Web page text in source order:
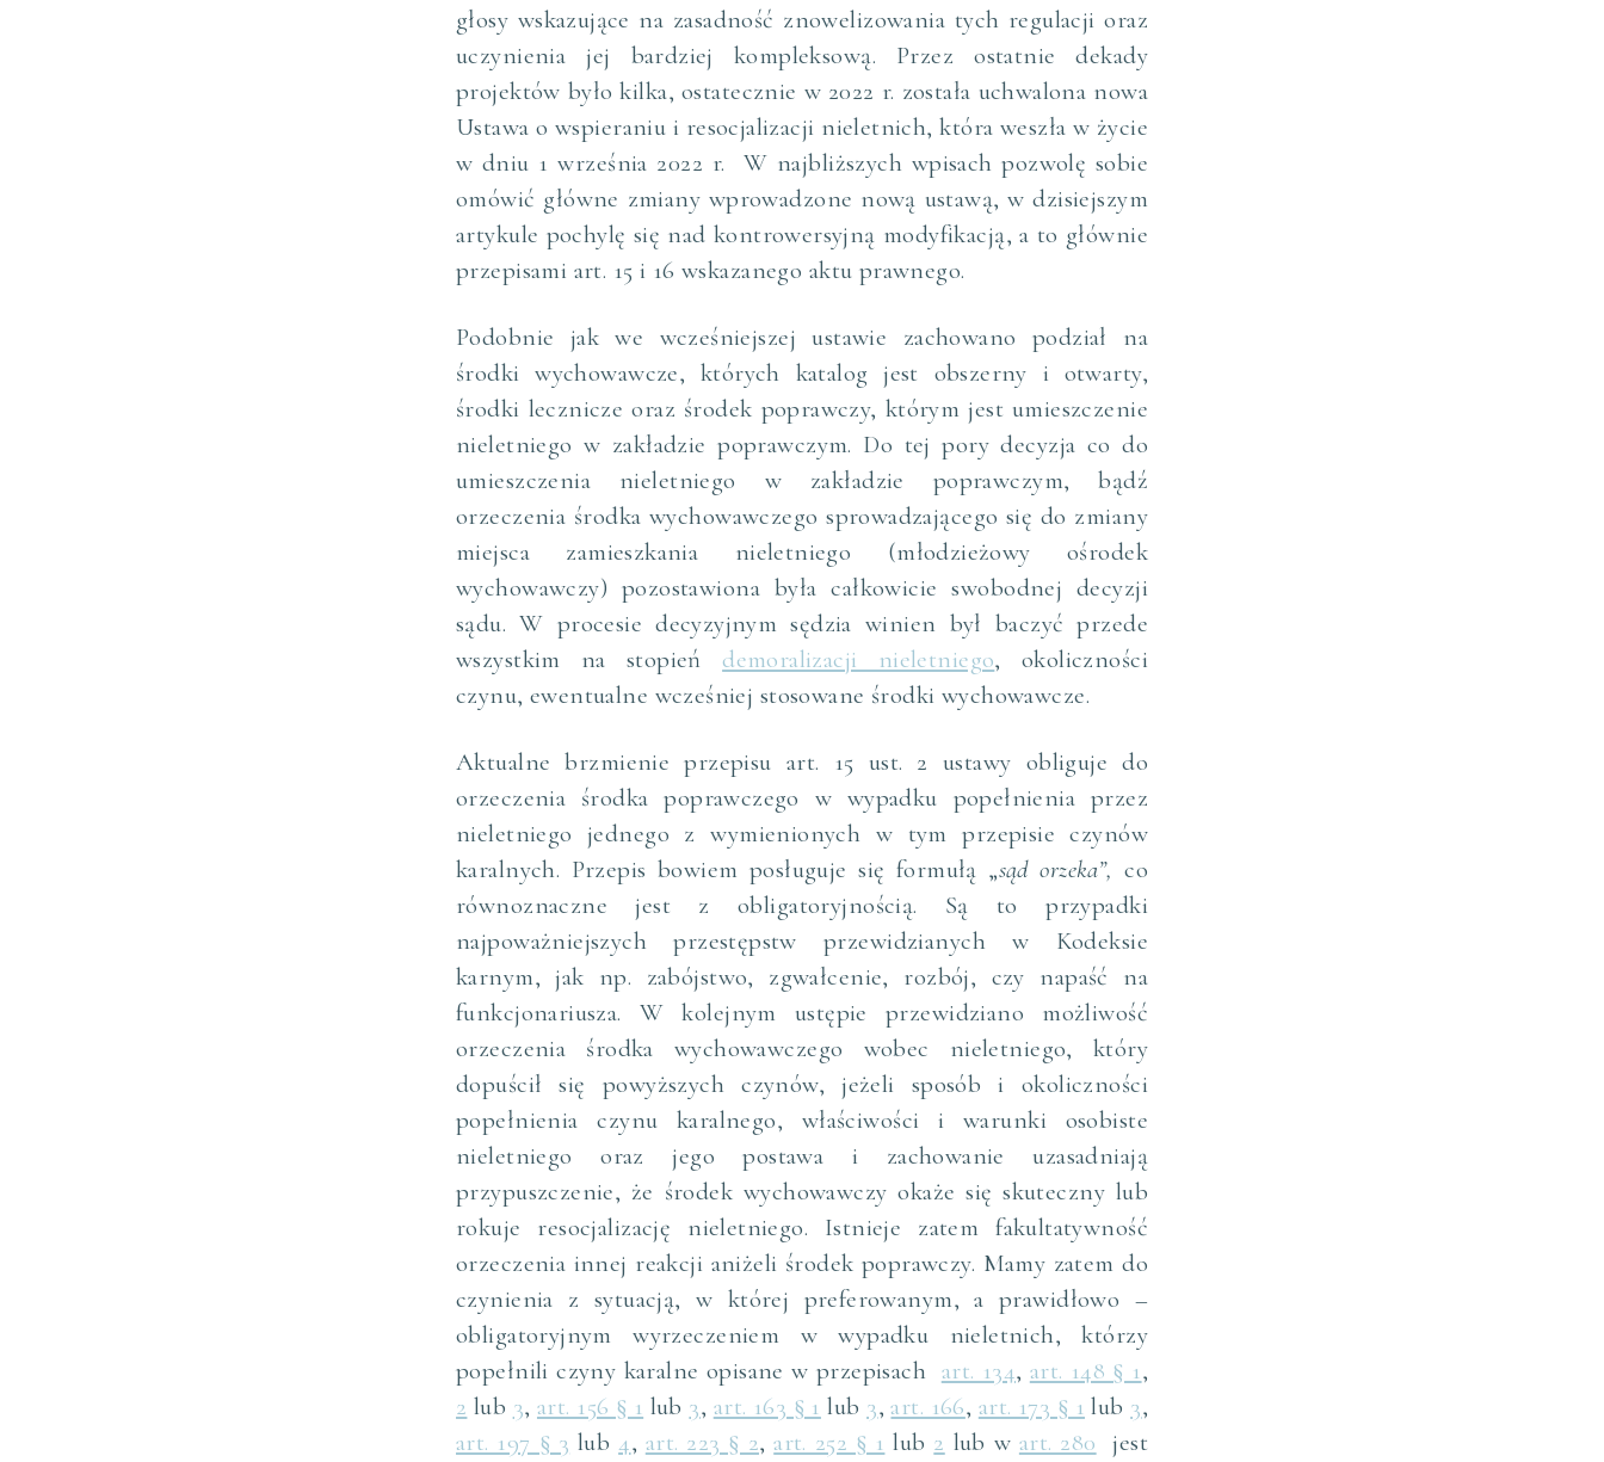
głosy wskazujące na zasadność znowelizowania tych regulacji oraz
uczynienia jej bardziej kompleksową. Przez ostatnie dekady
projektów było kilka, ostatecznie w 2022 r. została uchwalona nowa
Ustawa o wspieraniu i resocjalizacji nieletnich, która weszła w życie
w dniu 1 września 2022 r. W najbliższych wpisach pozwolę sobie
omówić główne zmiany wprowadzone nową ustawą, w dzisiejszym
artykule pochylę się nad kontrowersyjną modyfikacją, a to głównie
przepisami art. 15 i 16 wskazanego aktu prawnego.
Podobnie jak we wcześniejszej ustawie zachowano podział na
środki wychowawcze, których katalog jest obszerny i otwarty,
środki lecznicze oraz środek poprawczy, którym jest umieszczenie
nieletniego w zakładzie poprawczym. Do tej pory decyzja co do
umieszczenia nieletniego w zakładzie poprawczym, bądź
orzeczenia środka wychowawczego sprowadzającego się do zmiany
miejsca zamieszkania nieletniego (młodzieżowy ośrodek
wychowawczy) pozostawiona była całkowicie swobodnej decyzji
sądu. W procesie decyzyjnym sędzia winien był baczyć przede
wszystkim na stopieńdemoralizacji nieletniego, okoliczności
czynu, ewentualne wcześniej stosowane środki wychowawcze.
Aktualne brzmienie przepisu art. 15 ust. 2 ustawy obliguje do
orzeczenia środka poprawczego w wypadku popełnienia przez
nieletniego jednego z wymienionych w tym przepisie czynów
karalnych. Przepis bowiem posługuje się formułą „sąd orzeka”, co
równoznaczne jest z obligatoryjnością. Są to przypadki
najpoważniejszych przestępstw przewidzianych w Kodeksie
karnym, jak np. zabójstwo, zgwałcenie, rozbój, czy napaść na
funkcjonariusza. W kolejnym ustępie przewidziano możliwość
orzeczenia środka wychowawczego wobec nieletniego, który
dopuścił się powyższych czynów, jeżeli sposób i okoliczności
popełnienia czynu karalnego, właściwości i warunki osobiste
nieletniego oraz jego postawa i zachowanie uzasadniają
przypuszczenie, że środek wychowawczy okaże się skuteczny lub
rokuje resocjalizację nieletniego. Istnieje zatem fakultatywność
orzeczenia innej reakcji aniżeli środek poprawczy. Mamy zatem do
czynienia z sytuacją, w której preferowanym, a prawidłowo –
obligatoryjnym wyrzeczeniem w wypadku nieletnich, którzy
popełnili czyny karalne opisane w przepisach art. 134, art. 148 § 1,
2 lub 3, art. 156 § 1 lub 3, art. 163 § 1 lub 3,art. 166, art. 173 § 1 lub 3,
art. 197 § 3 lub4, art. 223 § 2,art. 252 § 1 lub 2 lub w art. 280 jest